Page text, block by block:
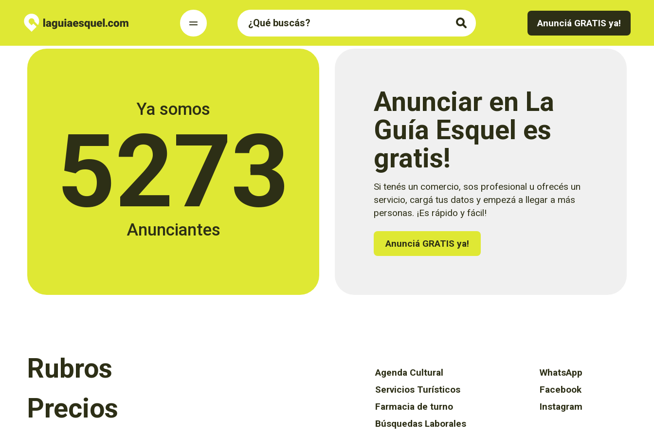
Anunciá GRATIS ya!
Ya somos
5273
Anunciantes
Anunciar en La
Guía Esquel es
gratis!
Si tenés un comercio, sos profesional u ofrecés un
servicio, cargá tus datos y empezá a llegar a más
personas. ¡Es rápido y fácil!
Anunciá GRATIS ya!
Rubros
Precios
Agenda Cultural
Servicios Turísticos
Farmacia de turno
Búsquedas Laborales
WhatsApp
Facebook
Instagram